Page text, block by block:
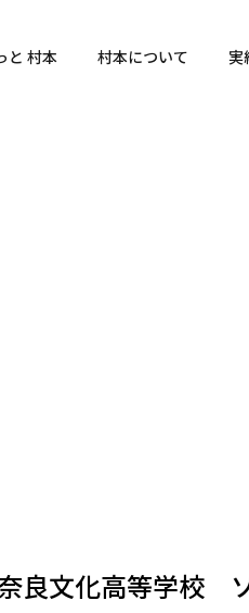
と 村本 村本について 実
良文化高等学校